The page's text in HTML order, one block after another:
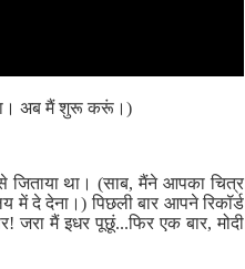
अब मैं शुरू करूं।)
जिताया था। (साब, मैंने आपका चित्र
में दे देना।) पिछली बार आपने रिकॉर्ड
जरा मैं इधर पूछूं...फिर एक बार, मोदी